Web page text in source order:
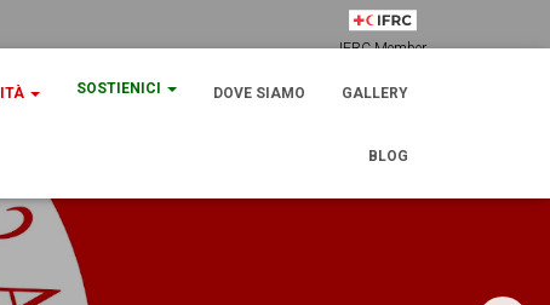
IFRC Member
SOSTIENICI DOVE SIAMO GALLERY
BLOG